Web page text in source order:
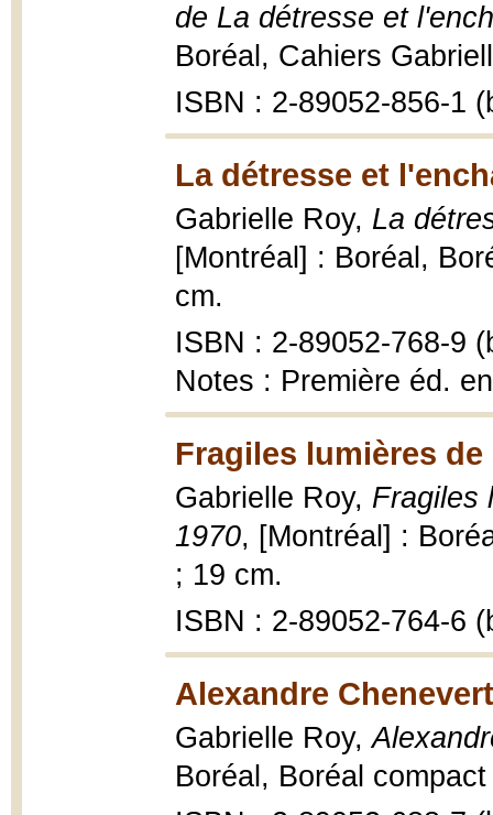
de La détresse et
Boréal, Cahiers
ISBN : 2-89052-856-1
La détresse et
Gabrielle Roy, La
[Montréal] : Boréal,
cm.
ISBN : 2-89052-768-9
Notes : Première éd.
Fragiles lumières de
Gabrielle Roy, Fragiles
1970, [Montréal] :
; 19 cm.
ISBN : 2-89052-764-6
Alexandre
Gabrielle Roy,
Boréal, Boréal